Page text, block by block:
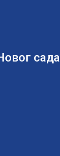
сада